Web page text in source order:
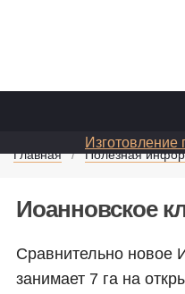
Изготовление
Главная Полезная
Иоанновское
Сравнительно новое
занимает 7 га на